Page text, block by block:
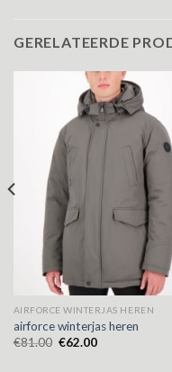
GERELATEERDE
AIRFORCE WINTERJAS HEREN
airforce winterjas heren
€81.00 €62.00